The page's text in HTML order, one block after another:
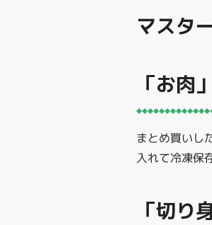
マスタ
「お肉
まとめ買いし
入れて冷凍保
「切り